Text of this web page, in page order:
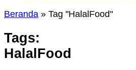
Beranda » Tag "HalalFood"
Tags:
HalalFood